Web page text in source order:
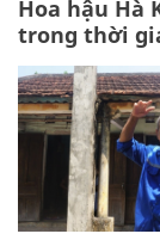
Hoa hậu Hà
trong thời